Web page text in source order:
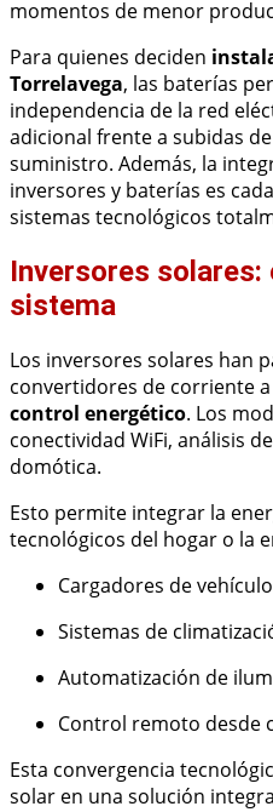
momentos de menor
Para quienes deciden
Torrelavega, las baterías
independencia de la red
adicional frente a subidas
suministro. Además, la
inversores y baterías es
sistemas tecnológicos
Inversores solares:
sistema
Los inversores solares han
convertidores de corriente
control energético. Los
conectividad WiFi, análisis
domótica.
Esto permite integrar la
tecnológicos del hogar o la
Cargadores de
Sistemas de
Automatización de
Control remoto desde
Esta convergencia
solar en una solución